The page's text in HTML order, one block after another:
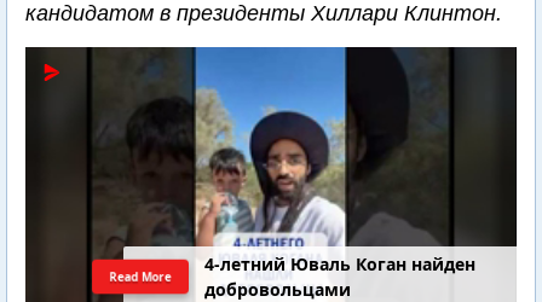
кандидатом в президенты Хиллари Клинтон.
4-летний Юваль Коган найден
добровольцами
Read More